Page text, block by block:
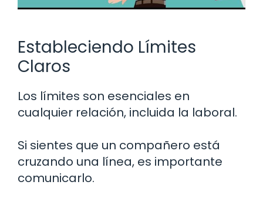
Estableciendo Límites
Claros
Los límites son esenciales en
cualquier relación, incluida la laboral.
Si sientes que un compañero está
cruzando una línea, es importante
comunicarlo.